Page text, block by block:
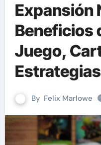
Expansión
Beneficios
Juego,
Estrategias
By Felix Marlowe